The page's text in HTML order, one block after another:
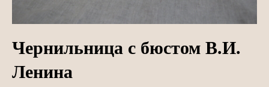
Чернильница с бюстом В.И.
Ленина